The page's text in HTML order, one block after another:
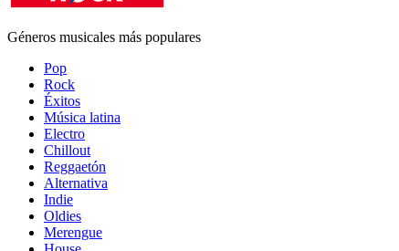
Géneros musicales más populares
Pop
Rock
Éxitos
Música latina
Electro
Chillout
Reggaetón
Alternativa
Indie
Oldies
Merengue